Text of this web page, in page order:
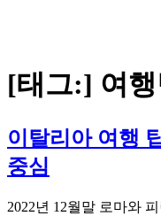
[태그:] 여
이탈리아 여행
중심
2022년 12월말 로마와